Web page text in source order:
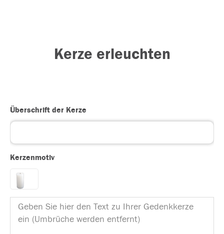
Kerze erleuchten
Überschrift der Kerze
Kerzenmotiv